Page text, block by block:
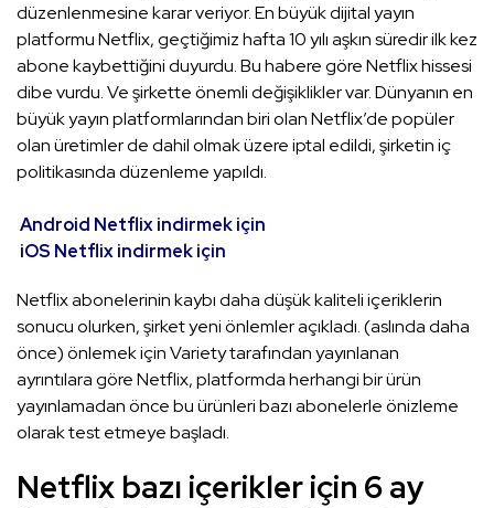
düzenlenmesine karar veriyor. En büyük dijital yayın
platformu Netflix, geçtiğimiz hafta 10 yılı aşkın süredir ilk kez
abone kaybettiğini duyurdu. Bu habere göre Netflix hissesi
dibe vurdu. Ve şirkette önemli değişiklikler var. Dünyanın en
büyük yayın platformlarından biri olan Netflix’de popüler
olan üretimler de dahil olmak üzere iptal edildi, şirketin iç
politikasında düzenleme yapıldı.
Android Netflix indirmek için
iOS Netflix indirmek için
Netflix abonelerinin kaybı daha düşük kaliteli içeriklerin
sonucu olurken, şirket yeni önlemler açıkladı. (aslında daha
önce) önlemek için Variety tarafından yayınlanan
ayrıntılara göre Netflix, platformda herhangi bir ürün
yayınlamadan önce bu ürünleri bazı abonelerle önizleme
olarak test etmeye başladı.
Netflix bazı içerikler için 6 ay